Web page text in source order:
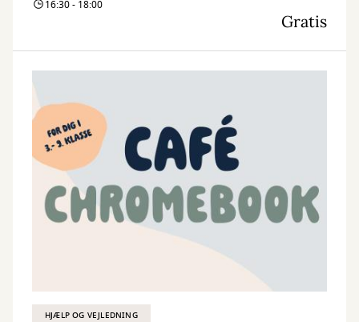
16:30 - 18:00
Gratis
HJÆLP OG VEJLEDNING